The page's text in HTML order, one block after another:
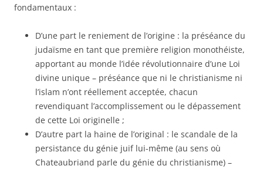
fondamentaux :
D’une part le reniement de l’origine : la préséance du
judaïsme en tant que première religion monothéiste,
apportant au monde l’idée révolutionnaire d’une Loi
divine unique – préséance que ni le christianisme ni
l’islam n’ont réellement acceptée, chacun
revendiquant l’accomplissement ou le dépassement
de cette Loi originelle ;
D’autre part la haine de l’original : le scandale de la
persistance du génie juif lui-même (au sens où
Chateaubriand parle du génie du christianisme) –